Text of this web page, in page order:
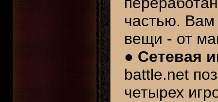
частью.
вещи - от
● Сетевая
battle.net
четырех